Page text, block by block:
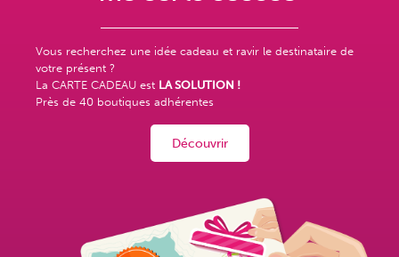
Vous recherchez une idée cadeau et ravir le destinataire de
votre présent ?
La CARTE CADEAU est LA SOLUTION !
Près de 40 boutiques adhérentes
Découvrir